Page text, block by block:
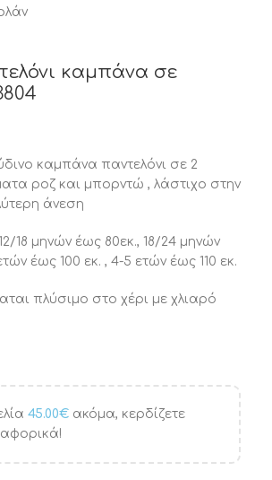
καμπάνα σε
καμπάνα παντελόνι σε 2
ροζ και μπορντώ , λάστιχο στην
άνεση
18 μηνών έως 80εκ., 18/24 μηνών
έως 100 εκ. , 4-5 ετών έως 110 εκ.
πλύσιμο στο χέρι με χλιαρό
45.00€ ακόμα, κερδίζετε